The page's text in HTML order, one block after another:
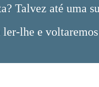
Talvez até uma
lhe e